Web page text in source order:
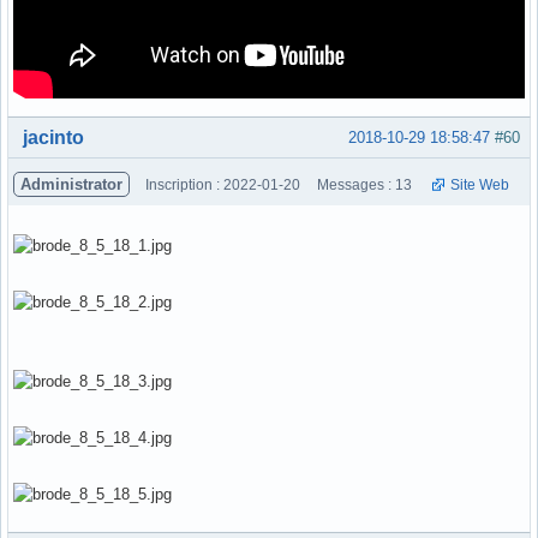
Hors ligne #60
2018-10-29 18:58:47
jacinto
Administrator Inscription : 2022-01-20 Messages : 13 Site Web